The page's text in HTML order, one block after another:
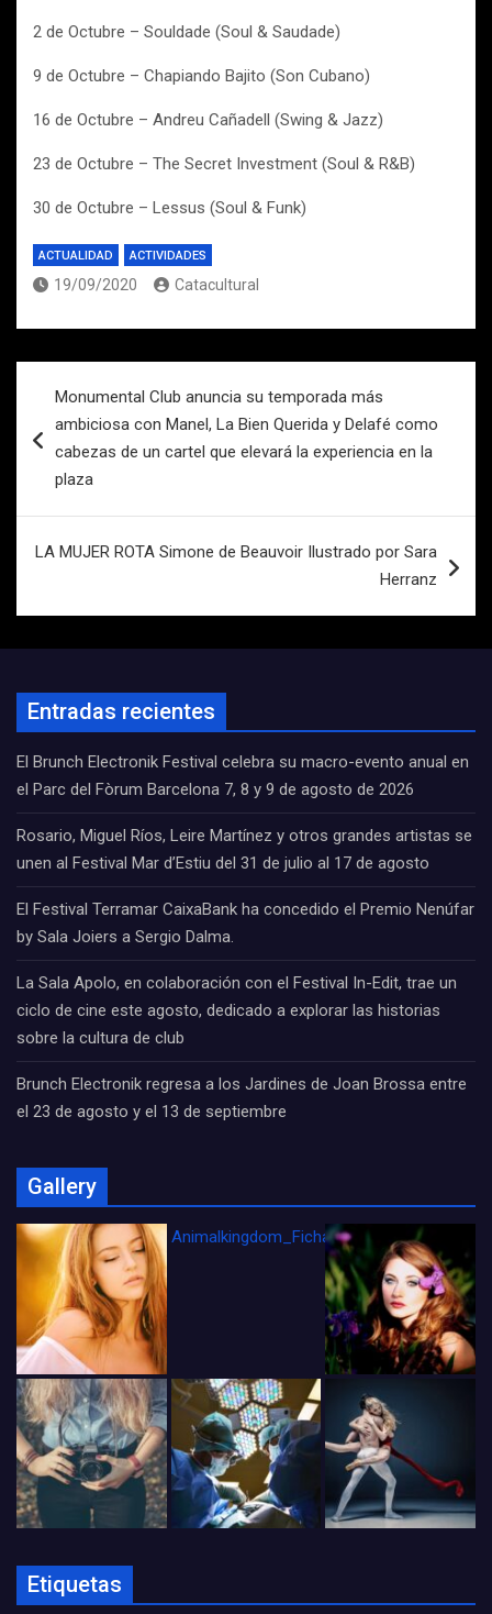
2 de Octubre – Souldade (Soul & Saudade)
9 de Octubre – Chapiando Bajito (Son Cubano)
16 de Octubre – Andreu Cañadell (Swing & Jazz)
23 de Octubre – The Secret Investment (Soul & R&B)
30 de Octubre – Lessus (Soul & Funk)
ACTUALIDAD ACTIVIDADES
19/09/2020 Catacultural
entradas
Monumental Club anuncia su temporada más
ambiciosa con Manel, La Bien Querida y Delafé como
cabezas de un cartel que elevará la experiencia en la
plaza
LA MUJER ROTA Simone de Beauvoir Ilustrado por Sara
Herranz
Entradas recientes
El Brunch Electronik Festival celebra su macro-evento anual en
el Parc del Fòrum Barcelona 7, 8 y 9 de agosto de 2026
Rosario, Miguel Ríos, Leire Martínez y otros grandes artistas se
unen al Festival Mar d’Estiu del 31 de julio al 17 de agosto
El Festival Terramar CaixaBank ha concedido el Premio Nenúfar
by Sala Joiers a Sergio Dalma.
La Sala Apolo, en colaboración con el Festival In-Edit, trae un
ciclo de cine este agosto, dedicado a explorar las historias
sobre la cultura de club
Brunch Electronik regresa a los Jardines de Joan Brossa entre
el 23 de agosto y el 13 de septiembre
Gallery
Animalkingdom_FichaCine
Etiquetas